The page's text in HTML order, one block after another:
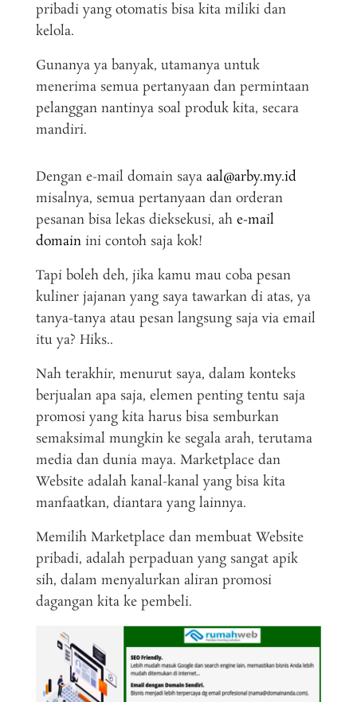
pribadi yang otomatis bisa kita miliki dan
kelola.
Gunanya ya banyak, utamanya untuk
menerima semua pertanyaan dan permintaan
pelanggan nantinya soal produk kita, secara
mandiri.
Dengan e-mail domain saya aal@arby.my.id
misalnya, semua pertanyaan dan orderan
pesanan bisa lekas dieksekusi, ah e-mail
domainini contoh saja kok!
Tapi boleh deh, jika kamu mau coba pesan
kuliner jajanan yang saya tawarkan di atas, ya
tanya-tanya atau pesan langsung saja via email
itu ya? Hiks..
Nah terakhir, menurut saya, dalam konteks
berjualan apa saja, elemen penting tentu saja
promosi yang kita harus bisa semburkan
semaksimal mungkin ke segala arah, terutama
media dan dunia maya. Marketplace dan
Website adalah kanal-kanal yang bisa kita
manfaatkan, diantara yang lainnya.
Memilih Marketplace dan membuat Website
pribadi, adalah perpaduan yang sangat apik
sih, dalam menyalurkan aliran promosi
dagangan kita ke pembeli.